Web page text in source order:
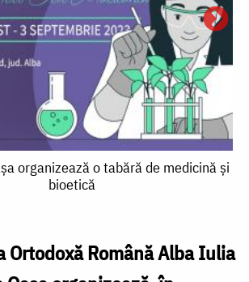
organizează o tabără de medicină și
bioetică
Ortodoxă Română Alba Iulia